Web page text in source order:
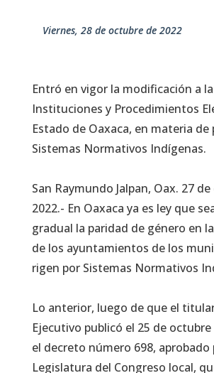
viernes, 28 de octubre de 2022
Entró en vigor la modificación a
Instituciones y Procedimientos
Estado de Oaxaca, en materia de
Sistemas Normativos Indígenas.
San Raymundo Jalpan, Oax. 27
2022.- En Oaxaca ya es ley que
gradual la paridad de género en
de los ayuntamientos de los
rigen por Sistemas Normativos
Lo anterior, luego de que el
Ejecutivo publicó el 25 de
el decreto número 698, aprobado
Legislatura del Congreso local,